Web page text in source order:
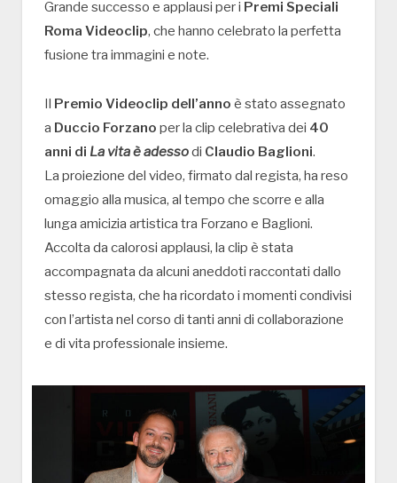
Grande successo e applausi per i Premi Speciali
Roma Videoclip, che hanno celebrato la perfetta
fusione tra immagini e note.
Il Premio Videoclip dell’anno è stato assegnato
a Duccio Forzano per la clip celebrativa dei 40
anni di La vita è adessodi Claudio Baglioni.
La proiezione del video, firmato dal regista, ha reso
omaggio alla musica, al tempo che scorre e alla
lunga amicizia artistica tra Forzano e Baglioni.
Accolta da calorosi applausi, la clip è stata
accompagnata da alcuni aneddoti raccontati dallo
stesso regista, che ha ricordato i momenti condivisi
con l’artista nel corso di tanti anni di collaborazione
e di vita professionale insieme.